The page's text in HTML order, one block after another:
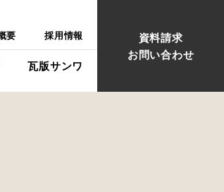
瓦版サンワ
要 採用情報
資料請求
お問い合わせ